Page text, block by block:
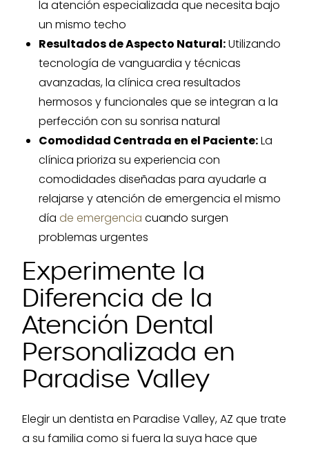
la atención especializada que necesita bajo
un mismo techo
Resultados de Aspecto Natural:Utilizando
tecnología de vanguardia y técnicas
avanzadas, la clínica crea resultados
hermosos y funcionales que se integran a la
perfección con su sonrisa natural
Comodidad Centrada en el Paciente:La
clínica prioriza su experiencia con
comodidades diseñadas para ayudarle a
relajarse y atención de emergencia el mismo
día de emergencia cuando surgen
problemas urgentes
Experimente la
Diferencia de la
Atención Dental
Personalizada en
Paradise Valley
Elegir un dentista en Paradise Valley, AZ que trate
a su familia como si fuera la suya hace que